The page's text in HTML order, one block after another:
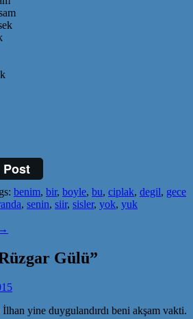
Post
benim, bir, boyle, bu, ciplak, degil, gece
, senin, siir, sisler, yok, yuk
→
Gülü”
yine duygulandırdı beni akşam vakti.